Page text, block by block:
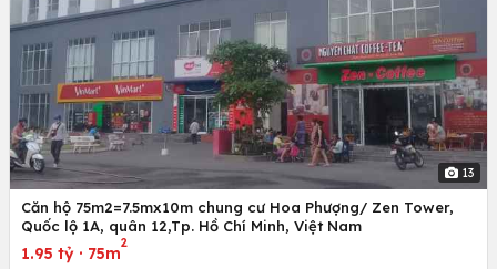
13
Căn hộ 75m2=7.5mx10m chung cư Hoa Phượng/ Zen Tower,
Quốc lộ 1A, quân 12,Tp. Hồ Chí Minh, Việt Nam
1.95 tỷ · 75m
2